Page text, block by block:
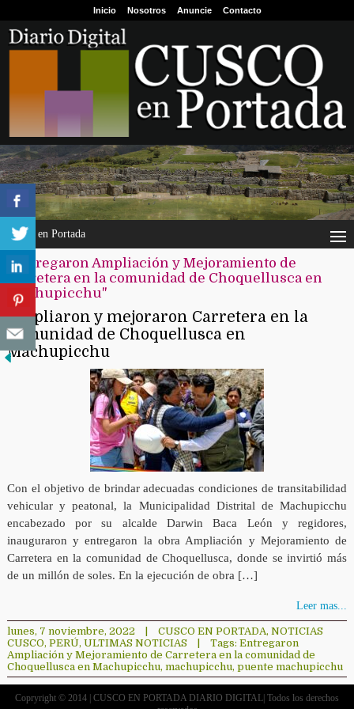
Inicio Nosotros Anuncie Contacto
Cusco en Portada
"Entregaron Ampliación y Mejoramiento de
Carretera en la comunidad de Choquellusca en
Machupicchu"
Ampliaron y mejoraron Carretera en la
comunidad de Choquellusca en
Machupicchu
Con el objetivo de brindar adecuadas condiciones de transitabilidad
vehicular y peatonal, la Municipalidad Distrital de Machupicchu
encabezado por su alcalde Darwin Baca León y regidores,
inauguraron y entregaron la obra Ampliación y Mejoramiento de
Carretera en la comunidad de Choquellusca, donde se invirtió más
de un millón de soles. En la ejecución de obra […]
Leer mas...
lunes, 7 noviembre, 2022 CUSCO EN PORTADA, NOTICIAS
CUSCO, PERÚ, ULTIMAS NOTICIAS Tags: Entregaron
Ampliación y Mejoramiento de Carretera en la comunidad de
Choquellusca en Machupicchu, machupicchu, puente machupicchu
Copryright © 2014 | CUSCO EN PORTADA DIARIO DIGITAL| Todos los derechos